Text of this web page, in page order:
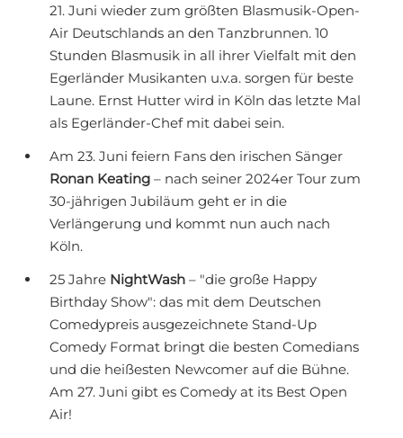
21. Juni wieder zum größten Blasmusik-Open-
Air Deutschlands an den Tanzbrunnen. 10
Stunden Blasmusik in all ihrer Vielfalt mit den
Egerländer Musikanten u.v.a. sorgen für beste
Laune. Ernst Hutter wird in Köln das letzte Mal
als Egerländer-Chef mit dabei sein.
Am 23. Juni feiern Fans den irischen Sänger
Ronan Keating – nach seiner 2024er Tour zum
30-jährigen Jubiläum geht er in die
Verlängerung und kommt nun auch nach
Köln.
25 Jahre NightWash – "die große Happy
Birthday Show": das mit dem Deutschen
Comedypreis ausgezeichnete Stand-Up
Comedy Format bringt die besten Comedians
und die heißesten Newcomer auf die Bühne.
Am 27. Juni gibt es Comedy at its Best Open
Air!